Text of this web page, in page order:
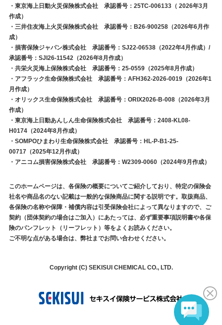
・東京海上日動火災保険株式会社 承認番号：25TC-006133（ 2026年3月
作成）
・三井住友海上火災保険株式会社 承認番号：B26-900258（2026年6月作
成）
・損害保険ジャパン株式会社 承認番号：SJ22-06538（2022年4月作成）/
承認番号：SJI26-11542（2026年8月作成）
・共栄火災海上保険株式会社 承認番号：25-0559（2025年8月作成）
・アフラック生命保険株式会社 承認番号：AFH362-2026-0019（2026年1
月作成）
・オリックス生命保険株式会社 承認番号：ORIX2026-B-008（2026年3月
作成）
・東京海上日動あんしん生命保険株式会社 承認番号：2408-KL08-
H0174（2024年8月作成）
・SOMPOひまわり生命保険株式会社 承認番号：HL-P-B1-25-
00717（2025年12月作成）
・アニコム損害保険株式会社 承認番号：W2309-0060（2024年9月作成）
このホームページは、各保険の概要についてご紹介しており、特定の保険会
社名や商品名のない記載は一般的な保険商品に関する説明です。取扱商品、
各保険の名称や保障・補償内容は引受保険会社によって異なりますので、ご
契約（団体契約の場合はご加入）にあたっては、必ず重要事項説明書や各保
険のパンフレット（リーフレット）等をよくお読みください。
ご不明な点がある場合は、弊社までお問い合わせください。
Copyright (C) SEKISUI CHEMICAL CO., LTD.